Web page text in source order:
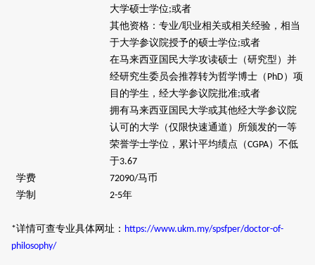
大学硕士学位;或者
其他资格：专业/职业相关或相关经验，相当
于大学参议院授予的硕士学位;或者
在马来西亚国民大学攻读硕士（研究型）并
经研究生委员会推荐转为哲学博士（ PhD）项
目的学生，经大学参议院批准;或者
拥有马来西亚国民大学或其他经大学参议院
认可的大学（仅限快速通道）所颁发的一等
荣誉学士学位，累计平均绩点（CGPA）不低
于3.67
学费
72090/马币
学制
2-5年
*详情可查专业具体网址： https://www.ukm.my/spsfper/doctor-of-
philosophy/